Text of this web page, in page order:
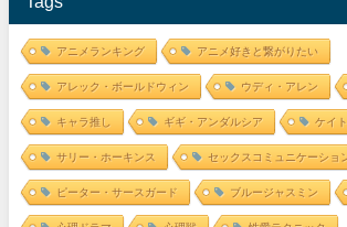
アニメランキング アニメ好きと繋がりたい
アレック・ボールドウィン ウディ・アレン
キャラ推し ギギ・アンダルシア ケイ
サリー・ホーキンス セックスコミュニケーショ
ピーター・サースガード ブルージャスミン